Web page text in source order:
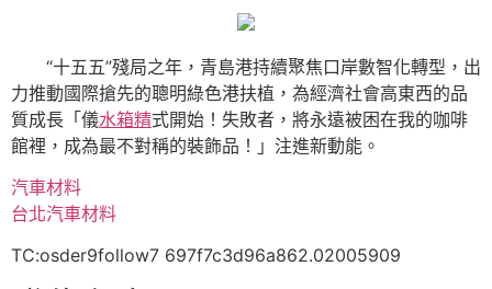
“十五五”殘局之年，青島港持續聚焦口岸數智化轉型，出
力推動國際搶先的聰明綠色港扶植，為經濟社會高東西的品
質成長「儀水箱精式開始！失敗者，將永遠被困在我的咖啡
館裡，成為最不對稱的裝飾品！」注進新動能。
汽車材料
台北汽車材料
TC:osder9follow7 697f7c3d96a862.02005909